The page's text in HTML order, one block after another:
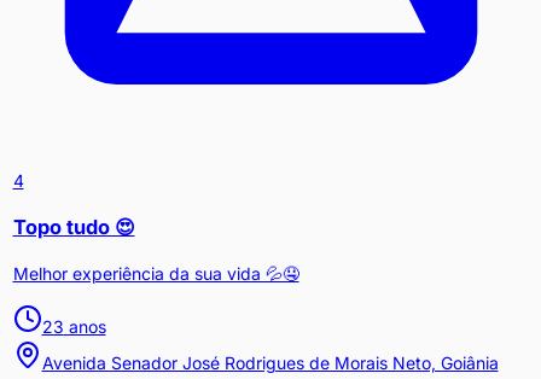
4
Topo tudo 😍
Melhor experiência da sua vida 💦🤤
23 anos
Avenida Senador José Rodrigues de Morais Neto, Goiânia